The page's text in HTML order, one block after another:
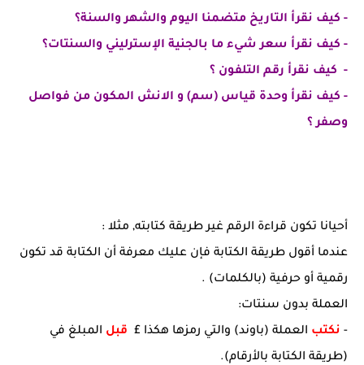
- كيف نقرأ التاريخ متضمنا اليوم والشهر والسنة؟
- كيف نقرأ سعر شيء ما بالجنية الإسترليني والسنتات؟
- كيف نقرأ رقم التلفون ؟
- كيف نقرأ وحدة قياس (سم) و الانش المكون من فواصل
وصفر ؟
أحيانا تكون قراءة الرقم غير طريقة كتابته, مثلا :
عندما أقول طريقة الكتابة فإن عليك معرفة أن الكتابة قد تكون
رقمية أو حرفية (بالكلمات) .
العملة بدون سنتات:
- نكتب العملة (باوند) والتي رمزها هكذا £ قبل المبلغ في
(طريقة الكتابة بالأرقام).